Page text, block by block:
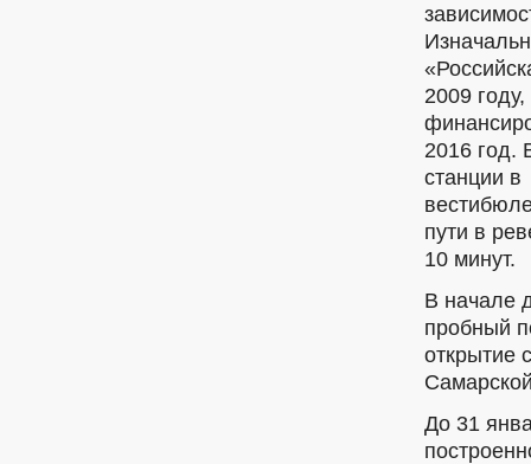
2009
2016 год.
станции
пути в
10 минут.
В начале
пробный
открытие
До 31